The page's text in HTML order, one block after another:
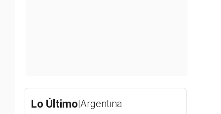
Lo Último|Argentina